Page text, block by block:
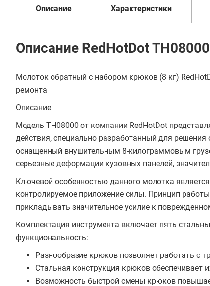
Описание Характеристики
Описание RedHotDot TH08000
Молоток обратный с набором крюков (8 кг)
ремонта
Описание:
Модель TH08000 от компании RedHotDot
действия, специально разработанный для
оснащенный внушительным 8-килограммовым
серьезные деформации кузовных панелей,
Ключевой особенностью данного молотка
контролируемое приложение силы. Принцип
прикладывать значительное усилие к
Комплектация инструмента включает пять
функциональность:
Разнообразие крюков позволяет работать с
Стальная конструкция крюков обеспечивает
Возможность быстрой смены крюков